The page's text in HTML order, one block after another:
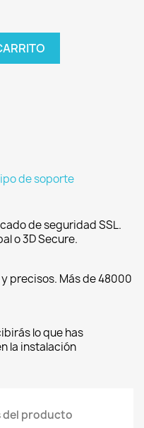
de soporte
de seguridad SSL.
o 3D Secure.
precisos. Más de 48000
lo que has
la instalación
del producto